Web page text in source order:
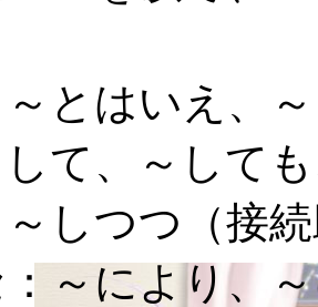
～とはいえ、
して、～して
～しつつ（接
～により、